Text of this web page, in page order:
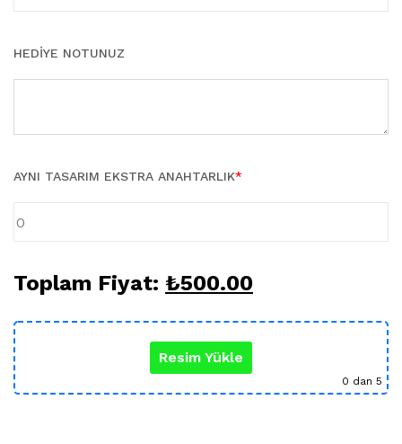
HEDIYE NOTUNUZ
AYNI TASARIM EKSTRA ANAHTARLIK*
Toplam Fiyat: ₺500.00
Resim Yükle
0 dan 5